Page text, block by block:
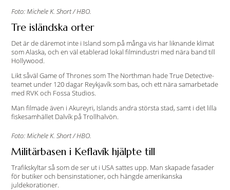
Foto: Michele K. Short / HBO.
Tre isländska orter
Det är de däremot inte i Island som på många vis har liknande klimat
som Alaska, och en väl etablerad lokal filmindustri med nära band till
Hollywood.
Likt såväl Game of Thrones som The Northman hade True Detective-
teamet under 120 dagar Reykjavík som bas, och ett nära samarbetade
med RVK och Fossa Studios.
Man filmade även i Akureyri, Islands andra största stad, samt i det lilla
fiskesamhället Dalvík på Trollhalvön.
Foto: Michele K. Short / HBO.
Militärbasen i Keflavík hjälpte till
Trafikskyltar så som de ser ut i USA sattes upp. Man skapade fasader
för butiker och bensinstationer, och hängde amerikanska
juldekorationer.